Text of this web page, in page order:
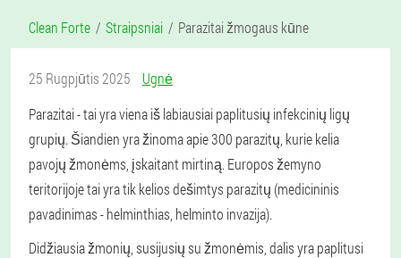
Clean Forte Straipsniai Parazitai žmogaus kūne
25 Rugpjūtis 2025
Ugnė
Parazitai - tai yra viena iš labiausiai paplitusių infekcinių ligų
grupių. Šiandien yra žinoma apie 300 parazitų, kurie kelia
pavojų žmonėms, įskaitant mirtiną. Europos žemyno
teritorijoje tai yra tik kelios dešimtys parazitų (medicininis
pavadinimas - helminthias, helminto invazija).
Didžiausia žmonių, susijusių su žmonėmis, dalis yra paplitusi